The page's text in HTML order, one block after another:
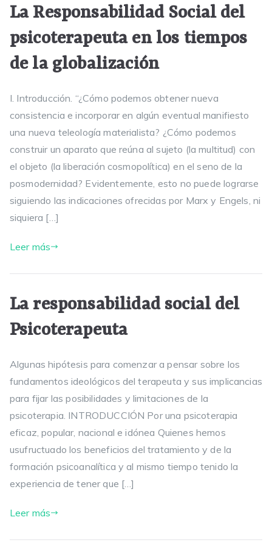
La Responsabilidad Social del
psicoterapeuta en los tiempos
de la globalización
I. Introducción. “¿Cómo podemos obtener nueva
consistencia e incorporar en algún eventual manifiesto
una nueva teleología materialista? ¿Cómo podemos
construir un aparato que reúna al sujeto (la multitud) con
el objeto (la liberación cosmopolítica) en el seno de la
posmodernidad? Evidentemente, esto no puede lograrse
siguiendo las indicaciones ofrecidas por Marx y Engels, ni
siquiera […]
Leer más
La responsabilidad social del
Psicoterapeuta
Algunas hipótesis para comenzar a pensar sobre los
fundamentos ideológicos del terapeuta y sus implicancias
para fijar las posibilidades y limitaciones de la
psicoterapia. INTRODUCCIÓN Por una psicoterapia
eficaz, popular, nacional e idónea Quienes hemos
usufructuado los beneficios del tratamiento y de la
formación psicoanalítica y al mismo tiempo tenido la
experiencia de tener que […]
Leer más